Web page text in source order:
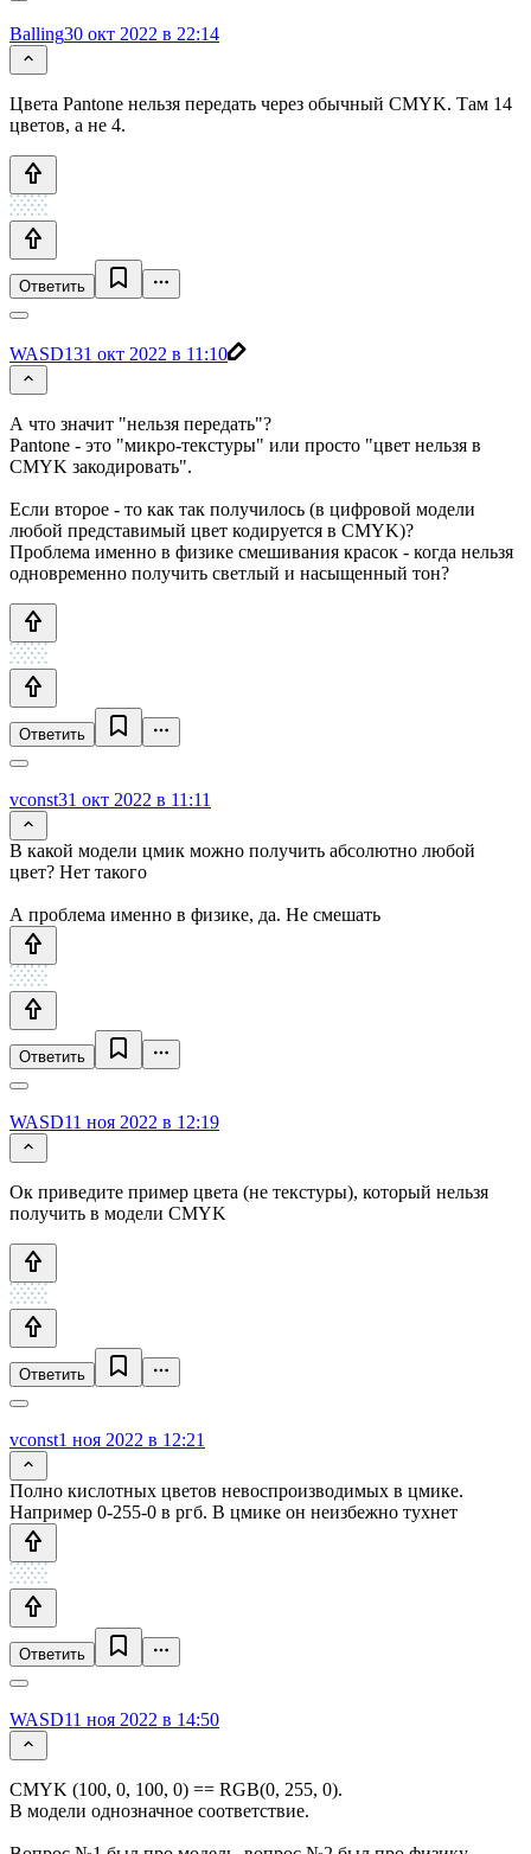
Balling30 окт 2022 в 22:14
Цвета Pantone нельзя передать через обычный CMYK. Там 14
цветов, а не 4.
Ответить
WASD131 окт 2022 в 11:10
А что значит "нельзя передать"?
Pantone - это "микро-текстуры" или просто "цвет нельзя в
CMYK закодировать".
Если второе - то как так получилось (в цифровой модели
любой представимый цвет кодируется в CMYK)?
Проблема именно в физике смешивания красок - когда нельзя
одновременно получить светлый и насыщенный тон?
Ответить
vconst31 окт 2022 в 11:11
В какой модели цмик можно получить абсолютно любой
цвет? Нет такого
А проблема именно в физике, да. Не смешать
Ответить
WASD11 ноя 2022 в 12:19
Ок приведите пример цвета (не текстуры), который нельзя
получить в модели CMYK
Ответить
vconst1 ноя 2022 в 12:21
Полно кислотных цветов невоспроизводимых в цмике.
Например 0-255-0 в ргб. В цмике он неизбежно тухнет
Ответить
WASD11 ноя 2022 в 14:50
CMYK (100, 0, 100, 0) == RGB(0, 255, 0).
В модели однозначное соответствие.